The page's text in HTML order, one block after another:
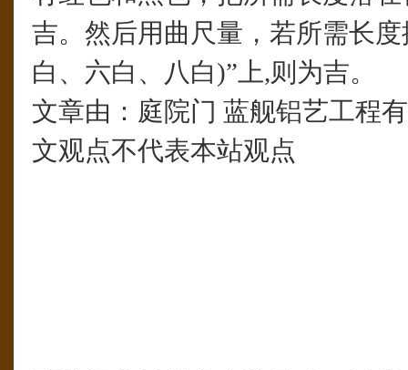
吉。然后用曲尺量，若所需长
白、六白、八白)”上,则为吉。
文章由：庭院门 蓝舰铝艺工程
文观点不代表本站观点